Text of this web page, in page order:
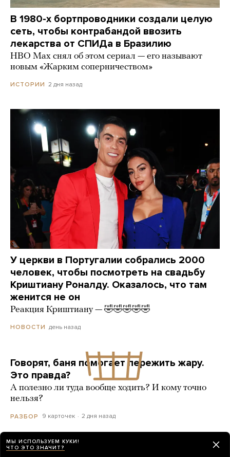
В 1980-х бортпроводники создали целую
сеть, чтобы контрабандой ввозить
лекарства от СПИДа в Бразилию
HBO Max снял об этом сериал — его называют
новым «Жарким соперничеством»
ИСТОРИИ 2 дня назад
У церкви в Португалии собрались 2000
человек, чтобы посмотреть на свадьбу
Криштиану Роналду. Оказалось, что там
женится не он
Реакция Криштиану — 🤣🤣🤣🤣🤣
НОВОСТИ день назад
Говорят, баня помогает пережить жару.
Это правда?
А полезно ли туда вообще ходить? И кому точно
нельзя?
РАЗБОР 9 карточек 2 дня назад
МЫ ИСПОЛЬЗУЕМ КУКИ!
ЧТО ЭТО ЗНАЧИТ?